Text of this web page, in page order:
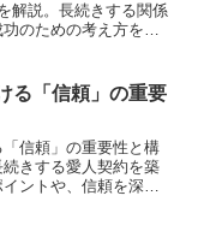
解説。長続きする関係
のための考え方を紹
る「信頼」の重要
信頼」の重要性と構
きする愛人契約を築
ントや、信頼を深め